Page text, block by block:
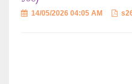
14/05/2026 04:05 AM